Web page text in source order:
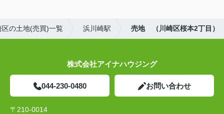
区の土地(売買)一覧 浜川崎駅 売地 （川崎区桜本2丁目）
株式会社アイナハウジング
044-230-0480 お問い合わせ
〒210-0014